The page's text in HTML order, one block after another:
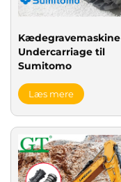
Kædegravemaskine
Undercarriage til
Sumitomo
Læs mere